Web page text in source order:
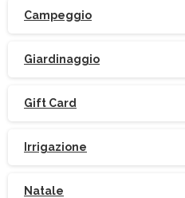
Campeggio
Giardinaggio
Gift Card
Irrigazione
Natale